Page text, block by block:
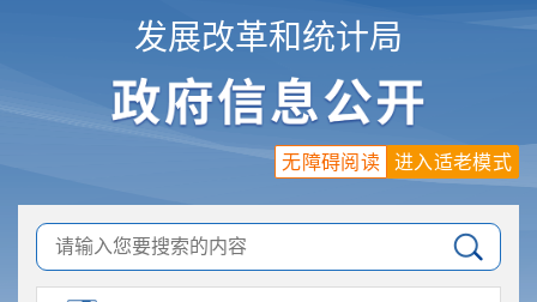
发展改革和统计局
进入适老模式
无障碍阅读